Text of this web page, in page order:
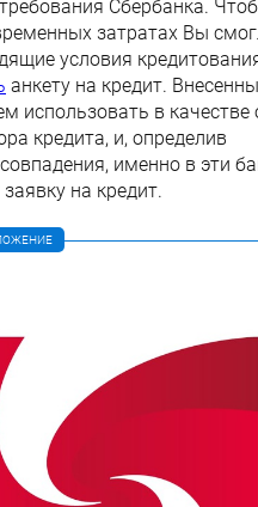
Сбербанка.
затратах Вы
условия
анкету на кредит.
использовать в качестве
кредита, и, определив
именно в эти
на кредит.